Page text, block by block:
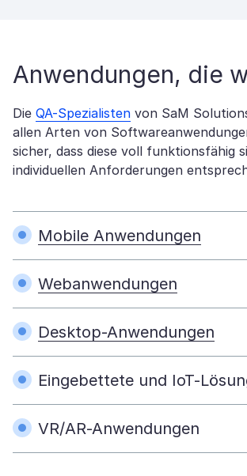
Anwendungen, die
Die QA-Spezialisten von SaM
allen Arten von
sicher, dass diese voll funktionsfähig
individuellen Anforderungen
Mobile Anwendungen
Webanwendungen
Desktop-Anwendungen
Eingebettete und IoT-
VR/AR-Anwendungen